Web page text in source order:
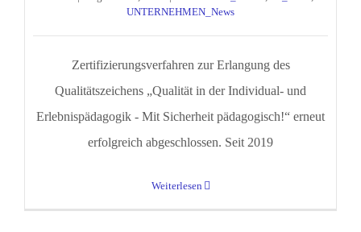
UNTERNEHMEN_News
Zertifizierungsverfahren zur Erlangung des
Qualitätszeichens „Qualität in der Individual- und
Erlebnispädagogik - Mit Sicherheit pädagogisch!“ erneut
erfolgreich abgeschlossen. Seit 2019
Weiterlesen